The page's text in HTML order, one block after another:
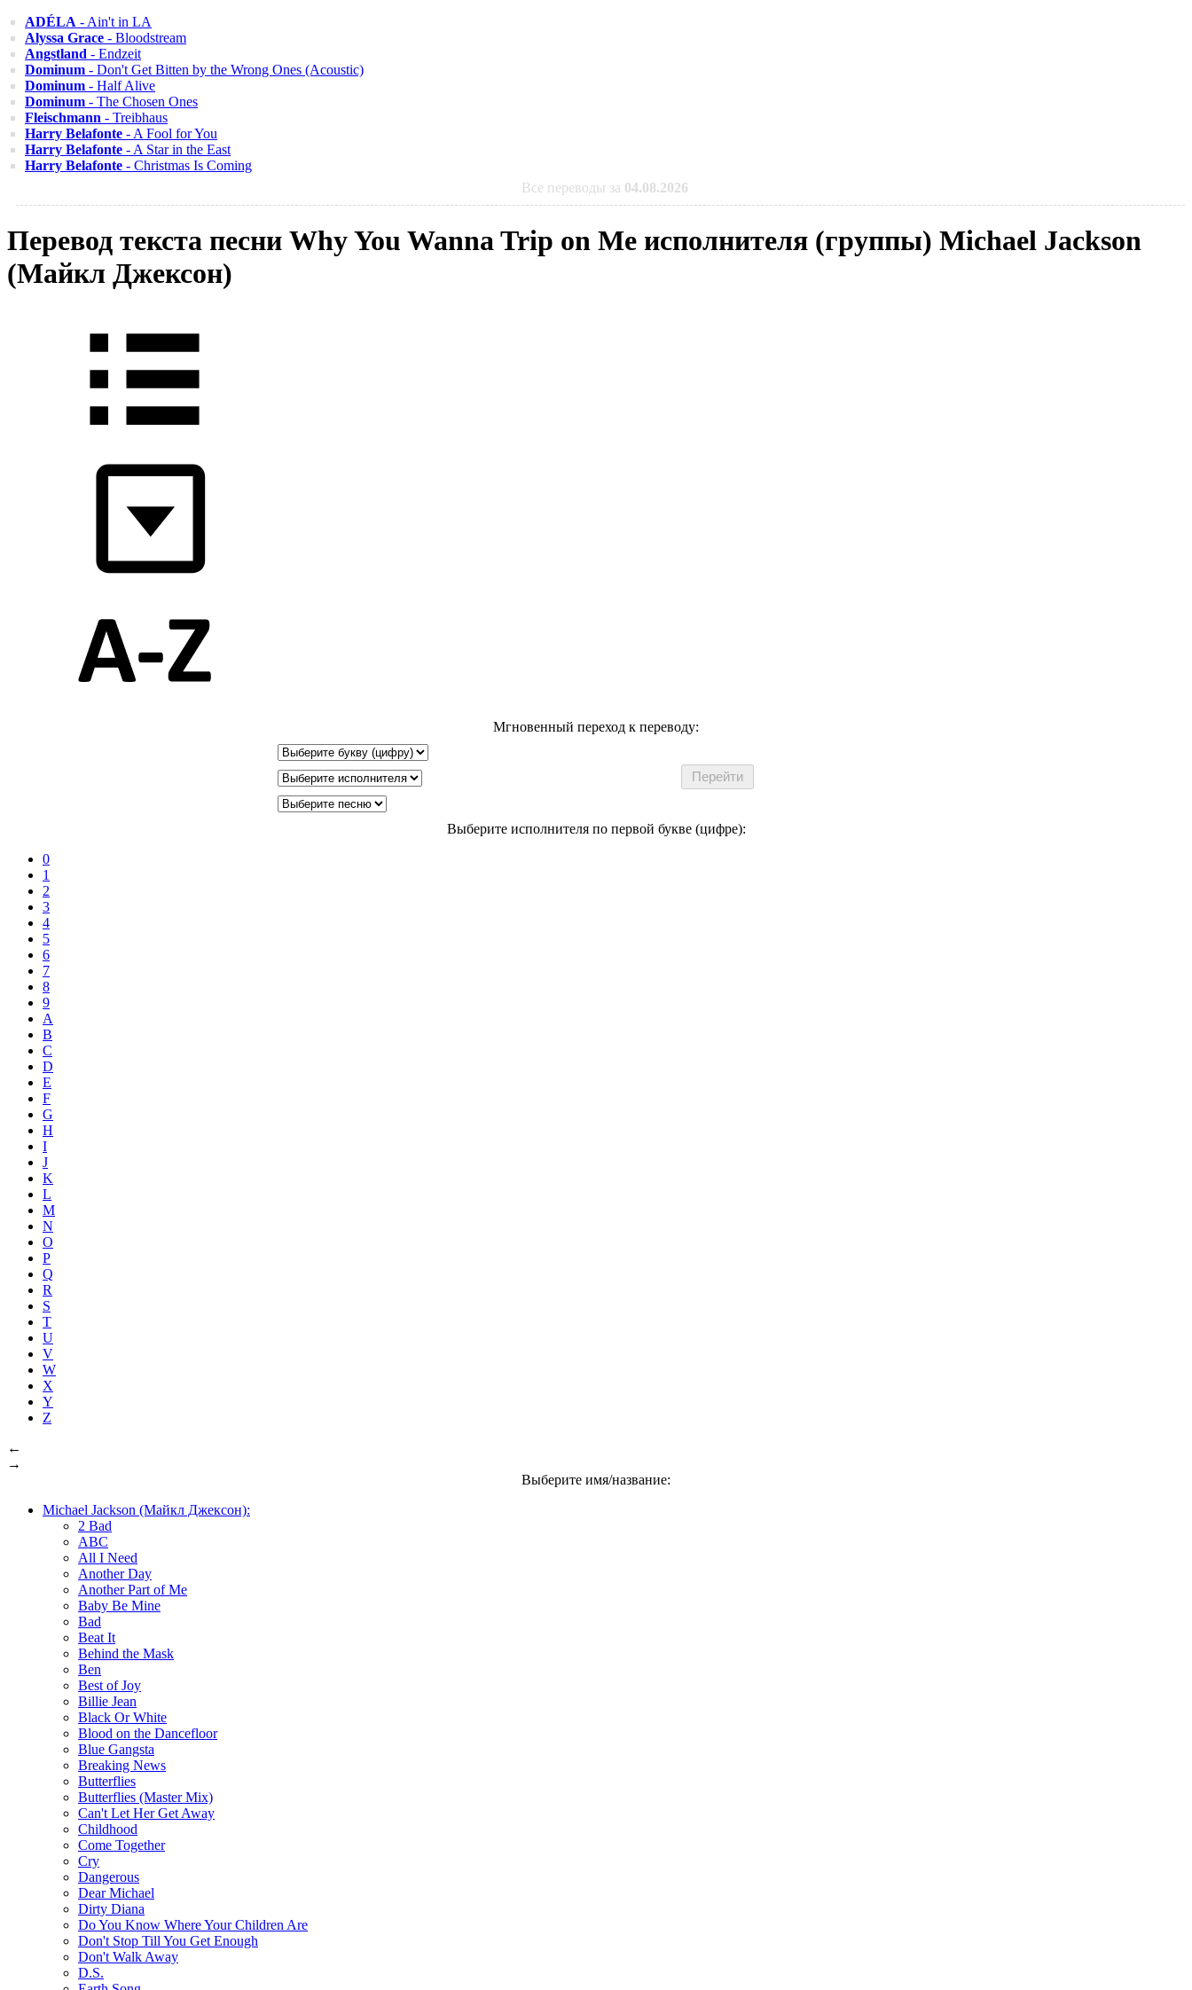
ADÉLA - Ain't in LA
Alyssa Grace - Bloodstream
Angstland - Endzeit
Dominum - Don't Get Bitten by the Wrong Ones (Acoustic)
Dominum - Half Alive
Dominum - The Chosen Ones
Fleischmann - Treibhaus
Harry Belafonte - A Fool for You
Harry Belafonte - A Star in the East
Harry Belafonte - Christmas Is Coming
Все переводы за 04.08.2026
Перевод текста песни Why You Wanna Trip on Me исполнителя (группы) Michael Jackson
(Майкл Джексон)
Мгновенный переход к переводу:
Выберите исполнителя по первой букве (цифре):
0
1
2
3
4
5
6
7
8
9
A
B
C
D
E
F
G
H
I
J
K
L
M
N
O
P
Q
R
S
T
U
V
W
X
Y
Z
←
→
Выберите имя/название:
Michael Jackson (Майкл Джексон):
2 Bad
ABC
All I Need
Another Day
Another Part of Me
Baby Be Mine
Bad
Beat It
Behind the Mask
Ben
Best of Joy
Billie Jean
Black Or White
Blood on the Dancefloor
Blue Gangsta
Breaking News
Butterflies
Butterflies (Master Mix)
Can't Let Her Get Away
Childhood
Come Together
Cry
Dangerous
Dear Michael
Dirty Diana
Do You Know Where Your Children Are
Don't Stop Till You Get Enough
Don't Walk Away
D.S.